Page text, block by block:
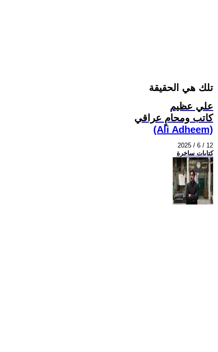
تلك هي الحقيقة
علي عظيم
كاتب ومحامٍ عراقي
(Ali Adheem)
2025 / 6 / 12
كتابات ساخرة